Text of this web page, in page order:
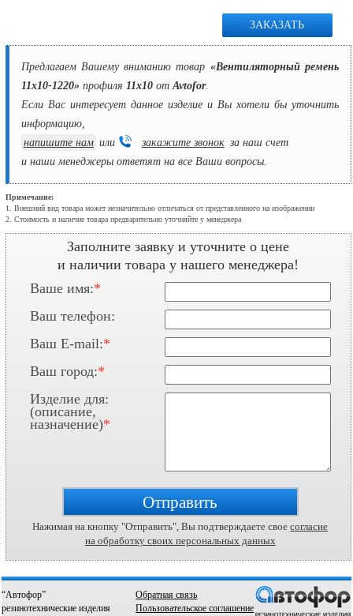
ЗАКАЗАТЬ
Предлагаем Вашему вниманию товар «Вентиляторный ремень
11х10-1220» профиля 11х10отAvtofor.
Если Вас интересует данное изделие и Вы хотели бы уточнить
информацию,
напишите нам или закажите звонок за наш счет
и наши менеджеры ответят на все Ваши вопросы.
Примечание:
1. Внешний вид товара может незначительно отличаться от представленного на изображении
2. Стоимость и наличие товара предварительно уточняйте у менеджера
Заполните заявку и уточните о цене
и наличии товара у нашего менеджера!
Ваше имя:*
Ваш телефон:
Ваш E-mail:*
Ваш город:*
Изделие для:
(описание,
назначение)*
Нажимая на кнопку "Отправить", Вы подтверждаете своесогласие
на обработку своих персональных данных
“Автофор”
резинотехнические изделия
Обратная связь
Пользовательское соглашение
Нажимая